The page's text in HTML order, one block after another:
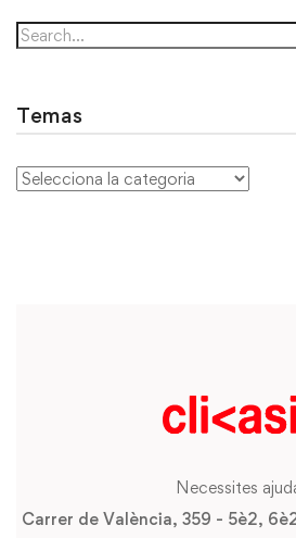
Temas
Necessites
Carrer de València, 359 - 5è2,